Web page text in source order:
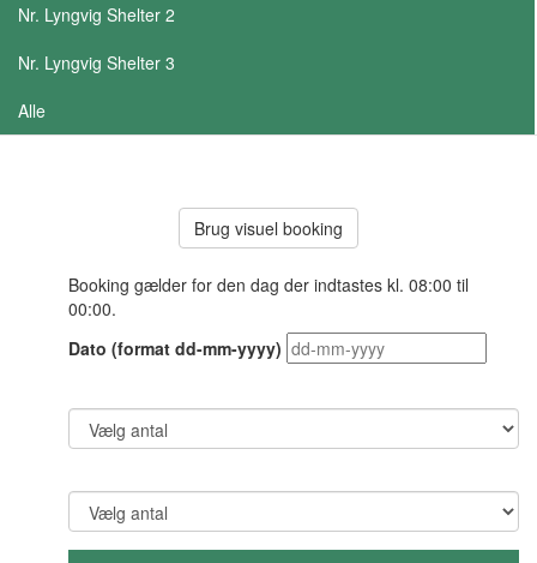
Nr. Lyngvig Shelter 2
Nr. Lyngvig Shelter 3
Alle
Brug visuel booking
Booking gælder for den dag der indtastes kl. 08:00 til
00:00.
Dato (format dd-mm-yyyy)